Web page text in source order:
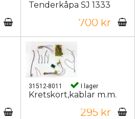
Tenderkåpa SJ 1333
700 kr
31512-8011 I lager
Kretskort,kablar m.m.
295 kr